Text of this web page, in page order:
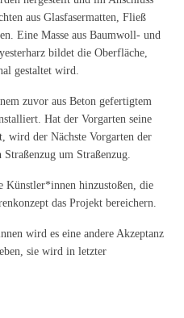
aus Glasfasermatten, Fließ
Eine Masse aus Baumwoll- und
bildet die Oberfläche,
gestaltet wird.
zuvor aus Beton gefertigtem
Hat der Vorgarten seine
wird der Nächste Vorgarten der
um Straßenzug.
Künstler*innen hinzustoßen, die
das Projekt bereichern.
wird es eine andere Akzeptanz
sie wird in letzter